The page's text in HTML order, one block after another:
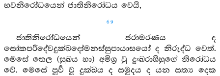
භවනිරෝධයෙන් ජාතිනිරෝධය වෙයි,
69
ජාතිනිරෝධයෙන් ජරාමරණය ද
සෝකපරිදේවදුක්ඛදෝමනස්සුපායාසයෝ ද නිරුද්ධ වෙත්.
මෙසේ තෙල (සුඛය හා) අමිශ්‍ර වු දුඃඛරාශිහුගේ නිරෝධය
වේ. මෙසේ පූර්‍ව වූ දුක්ඛය ද සමුදය ද යන සත්‍ය දෙක